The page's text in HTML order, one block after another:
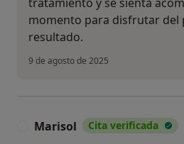
momento para disfrutar del
resultado.
9 de agosto de 2025
Marisol Cita verificada